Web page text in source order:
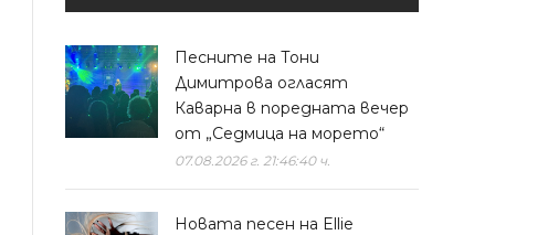
Песните на Тони
Димитрова огласят
Каварна в поредната вечер
от „Седмица на морето“
07.08.2026 г. 21:46:40 ч.
Новата песен на Ellie